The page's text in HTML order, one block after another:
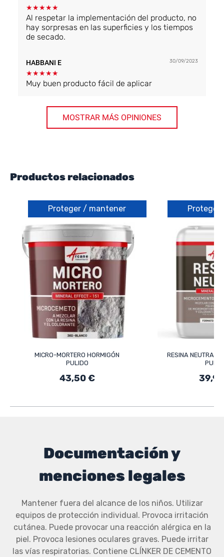
★★★★★
Al respetar la implementación del producto, no
hay sorpresas en las superficies y los tiempos
de secado.
HABBANI E 30/09/2023
★★★★★
Muy buen producto fácil de aplicar
MOSTRAR MÁS OPINIONES
Productos relacionados
Proteger / mantener
MICRO-MORTERO HORMIGÓN
PULIDO
43,50 €
Proteger
RESINA NEUTRA
Documentación y
menciones legales
Mantener fuera del alcance de los niños. Utilizar
equipos de protección individual. Provoca irritación
cutánea. Puede provocar una reacción alérgica en la
piel. Provoca lesiones oculares graves. Puede irritar
las vías respiratorias. Contiene CLÍNKER DE CEMENTO